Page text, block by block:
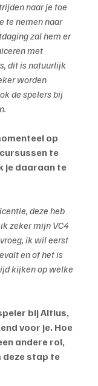
naar je toe
te nemen naar
zal hem er
met
dit is natuurlijk
worden
de spelers bij
op
te
je daaraan te
deze heb
zeker mijn VC4
ik wil eerst
en of het is
kijken op welke
bij Altius,
voor je. Hoe
andere rol,
deze stap te